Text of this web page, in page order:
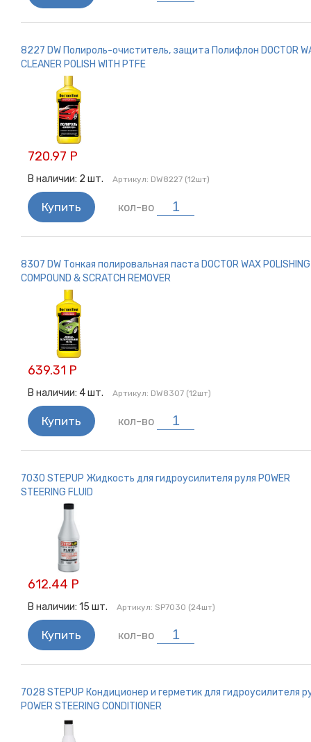
8227 DW Полироль-очиститель, защита Полифлон DOCTOR
CLEANER POLISH WITH PTFE
720.97 Р
В наличии: 2 шт. Артикул: DW8227 (12шт)
Купить кол-во
8307 DW Тонкая полировальная паста DOCTOR WAX POLISHING
COMPOUND & SCRATCH REMOVER
639.31 Р
В наличии: 4шт. Артикул: DW8307 (12шт)
Купить кол-во
7030 STEPUP Жидкость для гидроусилителя руля POWER
STEERING FLUID
612.44 Р
В наличии: 15 шт. Артикул: SP7030 (24шт)
Купить кол-во
7028 STEPUP Кондиционер и герметик для гидроусилителя
POWER STEERING CONDITIONER